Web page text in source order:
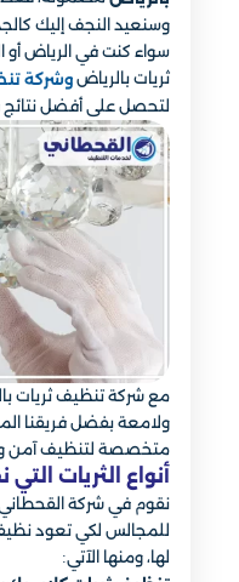
وسنعيد النجف إليك
سواء كنت في الرياض أو
ثريات بالرياضوشركة
لتحصل على أفضل نتائج
مع شركة تنظيف ثريات
ولامعة بفضل فريقنا
متخصصة لتنظيف آمن
أنواع الثريات
نقوم في شركة القحطاني
للمجالس لكي تعود
لها، ومنها الآتي: